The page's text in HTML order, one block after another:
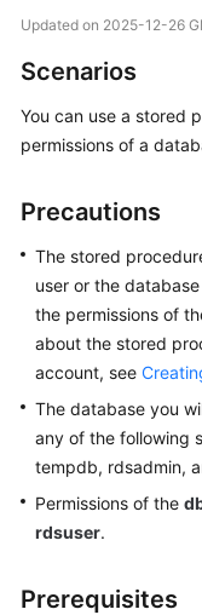
Started
Guide
Best
Practices
Performance
White
Paper
API
Reference
SDK
Updated on 2025-12-26
Scenarios
You can use a stored
permissions of a
Precautions
The stored
user or the
the permissions of
about the stored
account, see
The database you
any of the following
tempdb, rdsadmin,
Permissions of the
rdsuser.
Prerequisites